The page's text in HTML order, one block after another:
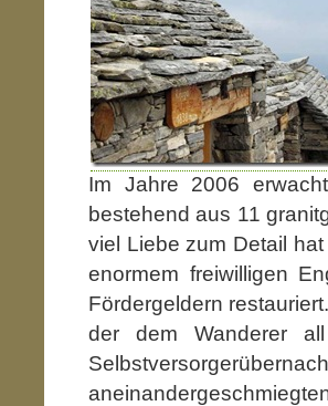
Im Jahre 2006
bestehend aus 11
viel Liebe zum Detail
enormem freiwilligen
Fördergeldern
der dem Wanderer